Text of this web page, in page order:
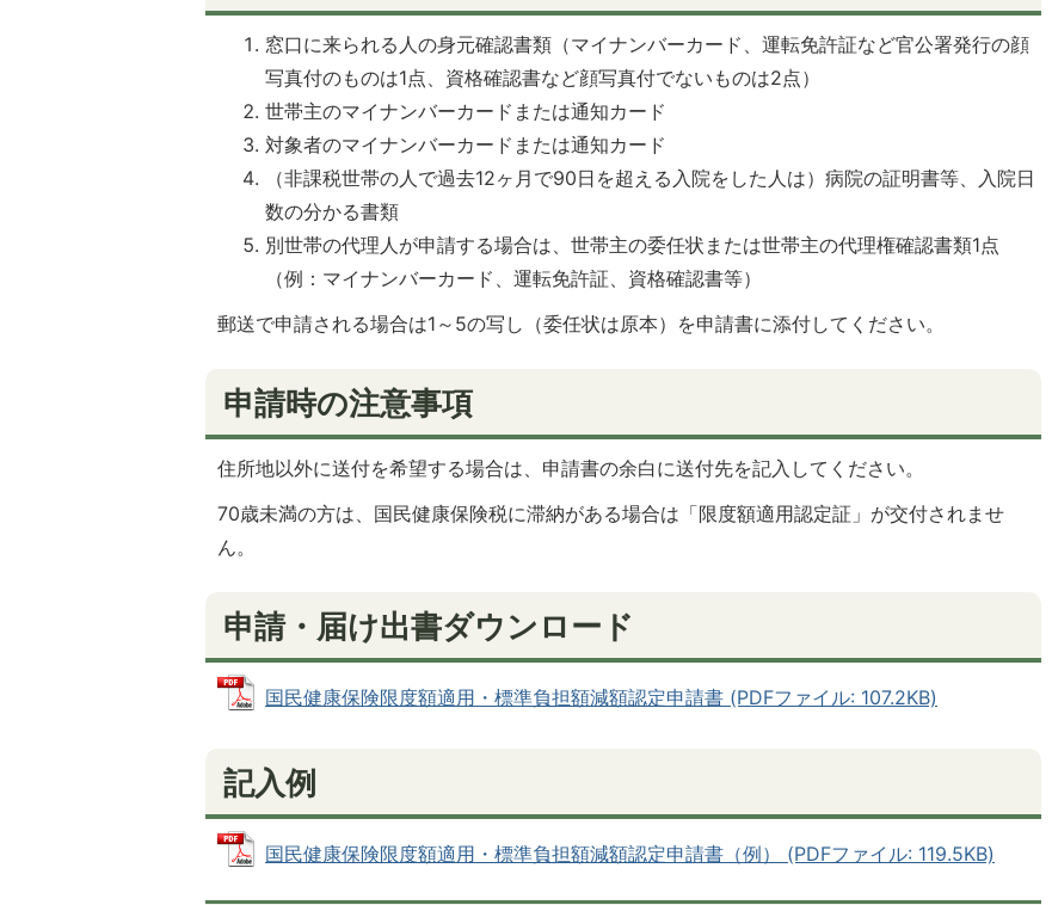
窓口に来られる人の身元確認書類（マイナンバーカード、運転免許証など官公署発行の顔
写真付のものは1点、資格確認書など顔写真付でないものは2点）
世帯主のマイナンバーカードまたは通知カード
対象者のマイナンバーカードまたは通知カード
（非課税世帯の人で過去12ヶ月で90日を超える入院をした人は）病院の証明書等、入院日
数の分かる書類
別世帯の代理人が申請する場合は、世帯主の委任状または世帯主の代理権確認書類1点
（例：マイナンバーカード、運転免許証、資格確認書等）
郵送で申請される場合は1～5の写し（委任状は原本）を申請書に添付してください。
申請時の注意事項
住所地以外に送付を希望する場合は、申請書の余白に送付先を記入してください。
70歳未満の方は、国民健康保険税に滞納がある場合は「限度額適用認定証」が交付されませ
ん。
申請・届け出書ダウンロード
国民健康保険限度額適用・標準負担額減額認定申請書 (PDFファイル: 107.2KB)
記入例
国民健康保険限度額適用・標準負担額減額認定申請書（例） (PDFファイル: 119.5KB)